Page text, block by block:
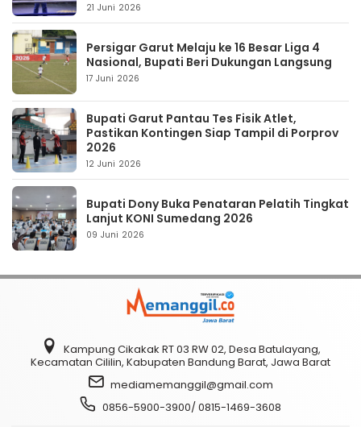
21 Juni 2026
Persigar Garut Melaju ke 16 Besar Liga 4
Nasional, Bupati Beri Dukungan Langsung
17 Juni 2026
Bupati Garut Pantau Tes Fisik Atlet,
Pastikan Kontingen Siap Tampil di Porprov
2026
12 Juni 2026
Bupati Dony Buka Penataran Pelatih Tingkat
Lanjut KONI Sumedang 2026
09 Juni 2026
Kampung Cikakak RT 03 RW 02, Desa Batulayang,
Kecamatan Cililin, Kabupaten Bandung Barat, Jawa Barat
mediamemanggil@gmail.com
0856-5900-3900/ 0815-1469-3608